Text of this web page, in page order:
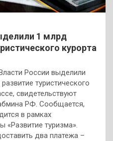
1 млрд
курорта
России выделили
туристического
свидетельствуют
РФ. Сообщается,
в рамках
«Развитие туризма».
два платежа –